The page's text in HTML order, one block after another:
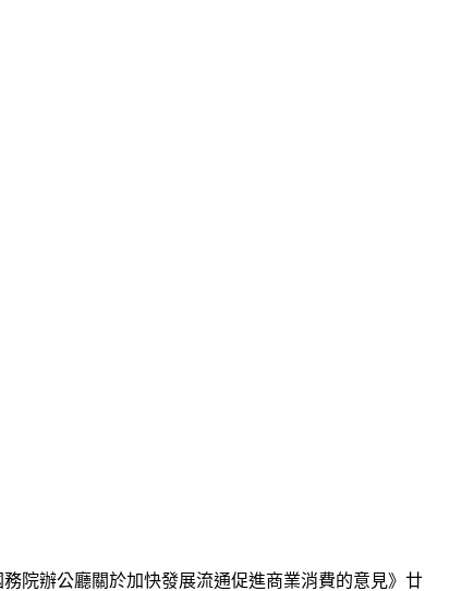
院辦公廳關於加快發展流通促進商業消費的意見》廿